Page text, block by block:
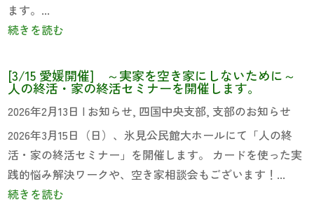
ます。...
続きを読む
[3/15 愛媛開催] ～実家を空き家にしないために～
人の終活・家の終活セミナーを開催します。
2026年2月13日 | お知らせ, 四国中央支部, 支部のお知らせ
2026年3月15日（日）、氷見公民館大ホールにて「人の終
活・家の終活セミナー」を開催します。 カードを使った実
践的悩み解決ワークや、空き家相談会もございます！...
続きを読む